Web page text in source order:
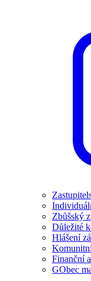
Zbůšský
Důležité
Hlášení
Finanční
GObec